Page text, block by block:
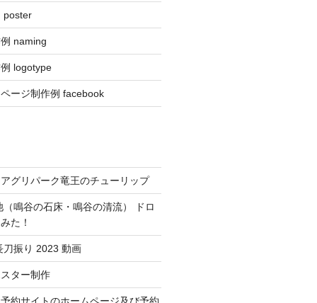
poster
naming
logotype
ージ制作例 facebook
グリパーク竜王のチューリップ
鳴谷の石床・鳴谷の清流） ドロ
た！
刀振り 2023 動画
ター制作